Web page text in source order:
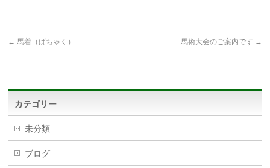
← 馬着（ばちゃく） 馬術大会のご案内です →
カテゴリー
未分類
ブログ